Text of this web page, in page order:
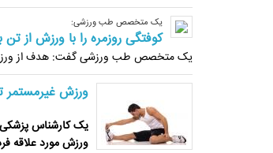
یک متخصص طب ورزشی:
کوفتگی روزمره را با ورزش از تن
یک متخصص طب ورزشی گفت: هدف از ورزش
ورزش غیرمستمر
یک کارشناس پزشکی
ورزش مورد علاقه